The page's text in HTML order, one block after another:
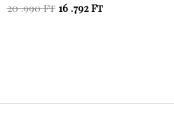
20 .990Ft 16 .792Ft